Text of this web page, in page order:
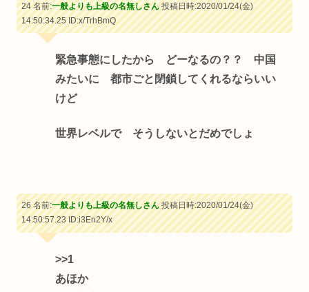
24 名前:一般よりも上級の名無しさん投稿日時:2020/01/24(金)
14:50:34.25ID:x/TrhBmQ
緊急事態にしたから どーなるの？？ 中国
みたいに 都市ごと閉鎖してくれるならいい
けど
世界レベルで そうしないとだめでしょ
26 名前:一般よりも上級の名無しさん投稿日時:2020/01/24(金)
14:50:57.23ID:i3En2Y/x
>>1
あほか